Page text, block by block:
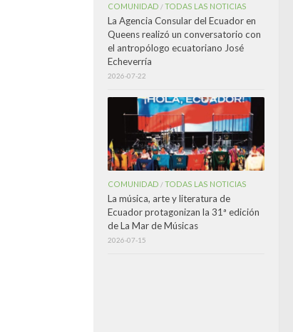
COMUNIDAD /TODAS LAS NOTICIAS
La Agencia Consular del Ecuador en
Queens realizó un conversatorio con
el antropólogo ecuatoriano José
Echeverría
2026-07-22
COMUNIDAD /TODAS LAS NOTICIAS
La música, arte y literatura de
Ecuador protagonizan la 31ª edición
de La Mar de Músicas
2026-07-15